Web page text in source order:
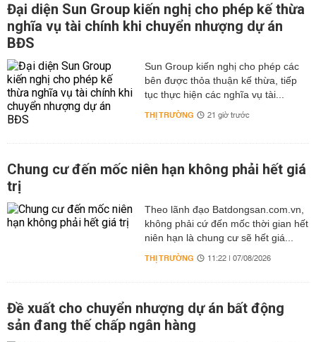
Đại diện Sun Group kiến nghị cho phép kế thừa
nghĩa vụ tài chính khi chuyển nhượng dự án
BĐS
Sun Group kiến nghị cho phép các
bên được thỏa thuận kế thừa, tiếp
tục thực hiện các nghĩa vụ tài...
THỊ TRƯỜNG 21 giờ trước
Chung cư đến mốc niên hạn không phải hết giá
trị
Theo lãnh đạo Batdongsan.com.vn,
không phải cứ đến mốc thời gian hết
niên hạn là chung cư sẽ hết giá...
THỊ TRƯỜNG 11:22 | 07/08/2026
Đề xuất cho chuyển nhượng dự án bất động
sản đang thế chấp ngân hàng